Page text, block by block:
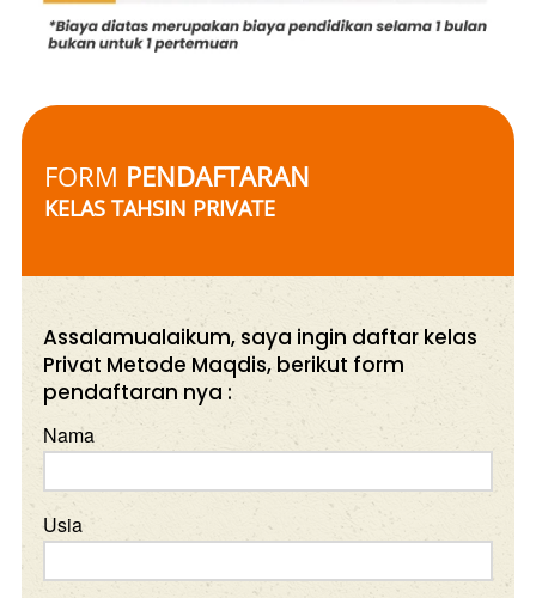
FORM PENDAFTARAN
KELAS TAHSIN PRIVATE
Assalamualaikum, saya ingin daftar kelas
Privat Metode Maqdis, berikut form
pendaftaran nya :
Nama
Usia